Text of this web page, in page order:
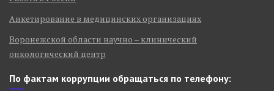
Анкетирование в медицинских организациях
Воронежской области научно – клинический
онкологический центр
По фактам коррупции обращаться по телефону: